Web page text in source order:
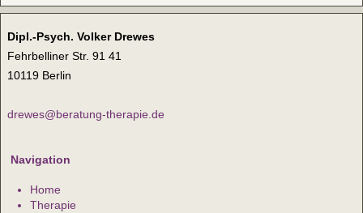
Dipl.-Psych. Volker Drewes
Fehrbelliner Str. 91 41
10119 Berlin
drewes@beratung-therapie.de
Navigation
Home
Therapie